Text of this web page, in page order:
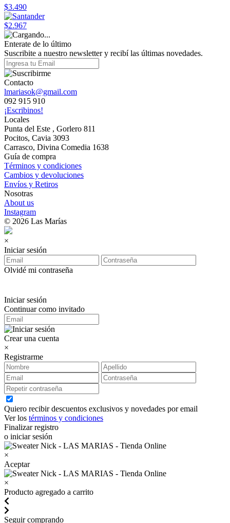
$3.490
$2.967
Enterate de lo último
Suscribite a nuestro newsletter y recibí las últimas novedades.
Contacto
lmariasok@gmail.com
092 915 910
¡Escribinos!
Locales
Punta del Este , Gorlero 811
Pocitos, Cavia 3093
Carrasco, Divina Comedia 1638
Guía de compra
Términos y condiciones
Cambios y devoluciones
Envíos y Retiros
Nosotras
About us
Instagram
© 2026 Las Marías
×
Iniciar sesión
Olvidé mi contraseña
Iniciar sesión
Continuar como invitado
Crear una cuenta
×
Registrarme
Quiero recibir descuentos exclusivos y novedades por email
Ver los términos y condiciones
Finalizar registro
o iniciar sesión
×
Aceptar
×
Producto agregado a carrito
Seguir comprando